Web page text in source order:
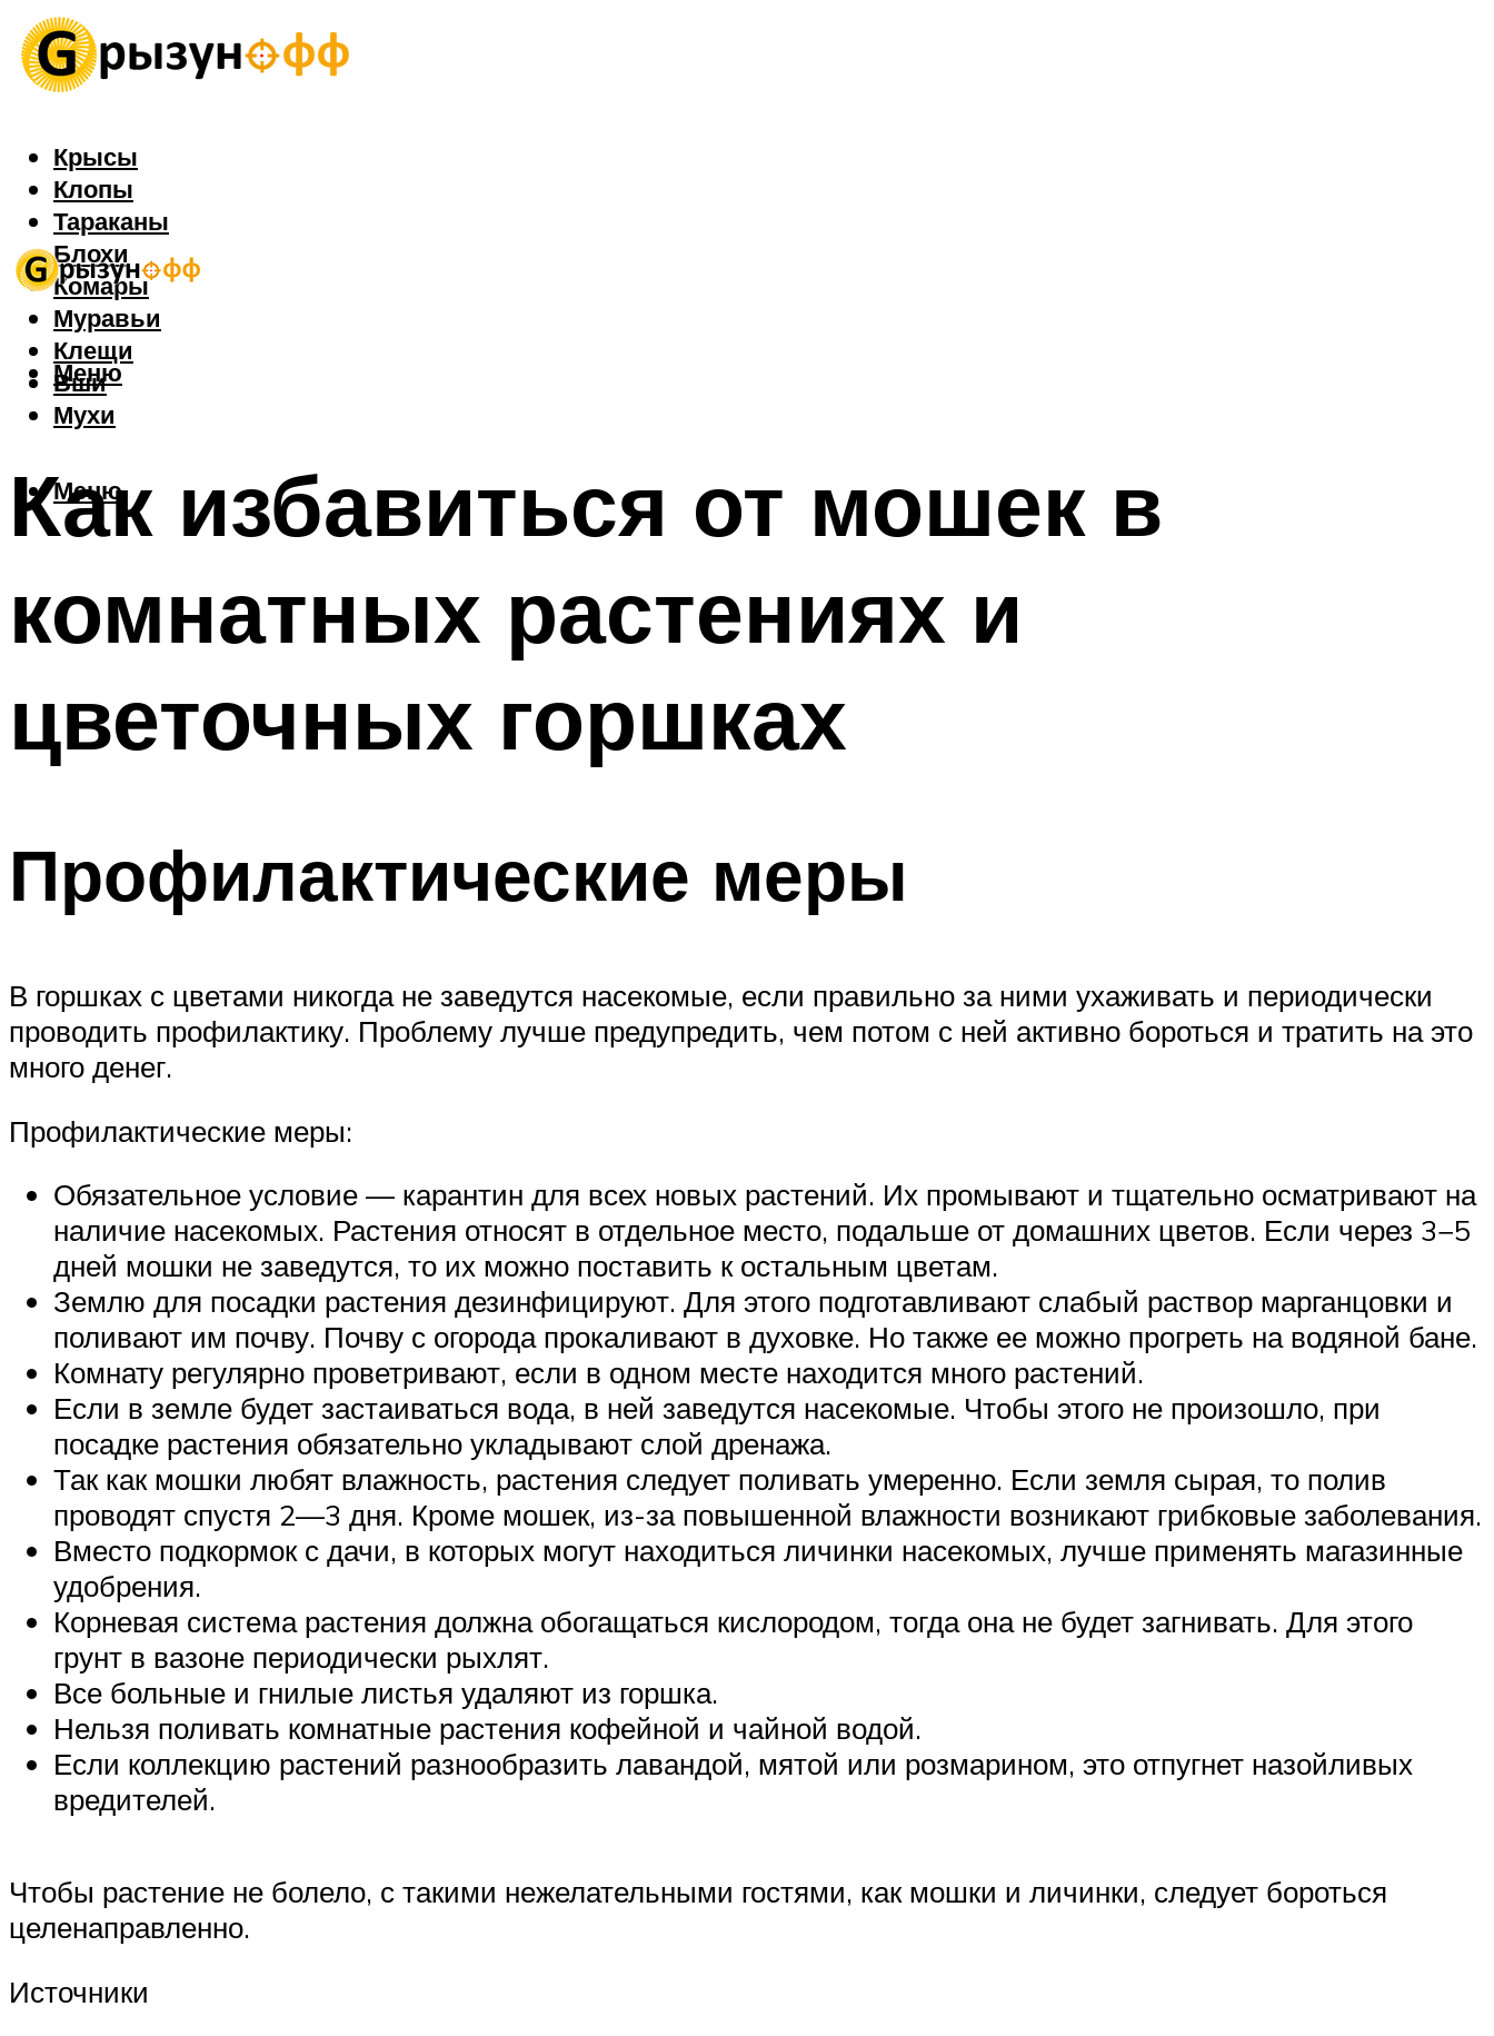
Крысы
Клопы
Тараканы
Блохи
Комары
Муравьи
Клещи
Вши
Мухи
Меню
Меню
Как избавиться от мошек в
комнатных растениях и
цветочных горшках
Профилактические меры
В горшках с цветами никогда не заведутся насекомые, если правильно за ними ухаживать и периодически
проводить профилактику. Проблему лучше предупредить, чем потом с ней активно бороться и тратить на это
много денег.
Профилактические меры:
Обязательное условие — карантин для всех новых растений. Их промывают и тщательно осматривают на
наличие насекомых. Растения относят в отдельное место, подальше от домашних цветов. Если через 3−5
дней мошки не заведутся, то их можно поставить к остальным цветам.
Землю для посадки растения дезинфицируют. Для этого подготавливают слабый раствор марганцовки и
поливают им почву. Почву с огорода прокаливают в духовке. Но также ее можно прогреть на водяной бане.
Комнату регулярно проветривают, если в одном месте находится много растений.
Если в земле будет застаиваться вода, в ней заведутся насекомые. Чтобы этого не произошло, при
посадке растения обязательно укладывают слой дренажа.
Так как мошки любят влажность, растения следует поливать умеренно. Если земля сырая, то полив
проводят спустя 2—3 дня. Кроме мошек, из-за повышенной влажности возникают грибковые заболевания.
Вместо подкормок с дачи, в которых могут находиться личинки насекомых, лучше применять магазинные
удобрения.
Корневая система растения должна обогащаться кислородом, тогда она не будет загнивать. Для этого
грунт в вазоне периодически рыхлят.
Все больные и гнилые листья удаляют из горшка.
Нельзя поливать комнатные растения кофейной и чайной водой.
Если коллекцию растений разнообразить лавандой, мятой или розмарином, это отпугнет назойливых
вредителей.
Чтобы растение не болело, с такими нежелательными гостями, как мошки и личинки, следует бороться
целенаправленно.
Источники